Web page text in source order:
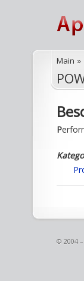
Main »
P
© 2004